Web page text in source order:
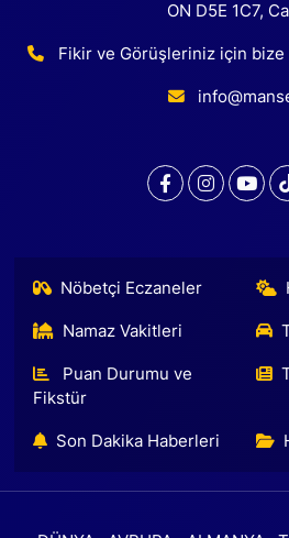
ON D5E 1C7,
Fikir ve Görüşleriniz için
Nöbetçi Eczaneler
Namaz Vakitleri
Puan Durumu ve
Fikstür
Son Dakika Haberleri